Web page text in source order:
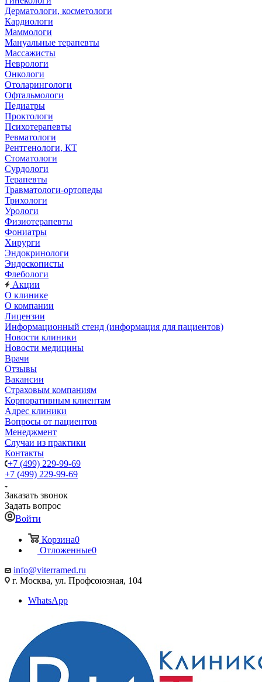
Дерматологи, косметологи
Кардиологи
Маммологи
Мануальные терапевты
Массажисты
Неврологи
Онкологи
Отоларингологи
Офтальмологи
Педиатры
Проктологи
Психотерапевты
Ревматологи
Рентгенологи, КТ
Стоматологи
Сурдологи
Терапевты
Травматологи-ортопеды
Трихологи
Урологи
Физиотерапевты
Фониатры
Хирурги
Эндокринологи
Эндоскописты
Флебологи
Акции
О клинике
О компании
Лицензии
Информационный стенд (информация для пациентов)
Новости клиники
Новости медицины
Врачи
Отзывы
Вакансии
Страховым компаниям
Корпоративным клиентам
Адрес клиники
Вопросы от пациентов
Менеджмент
Случаи из практики
Контакты
+7 (499) 229-99-69
+7 (499) 229-99-69
Заказать звонок
Задать вопрос
Войти
Корзина0
Отложенные0
info@viterramed.ru
г. Москва, ул. Профсоюзная, 104
WhatsApp